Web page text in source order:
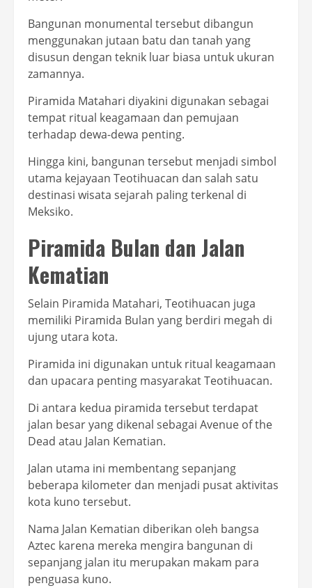
Bangunan monumental tersebut dibangun
menggunakan jutaan batu dan tanah yang
disusun dengan teknik luar biasa untuk ukuran
zamannya.
Piramida Matahari diyakini digunakan sebagai
tempat ritual keagamaan dan pemujaan
terhadap dewa-dewa penting.
Hingga kini, bangunan tersebut menjadi simbol
utama kejayaan Teotihuacan dan salah satu
destinasi wisata sejarah paling terkenal di
Meksiko.
Piramida Bulan dan Jalan
Kematian
Selain Piramida Matahari, Teotihuacan juga
memiliki Piramida Bulan yang berdiri megah di
ujung utara kota.
Piramida ini digunakan untuk ritual keagamaan
dan upacara penting masyarakat Teotihuacan.
Di antara kedua piramida tersebut terdapat
jalan besar yang dikenal sebagai Avenue of the
Dead atau Jalan Kematian.
Jalan utama ini membentang sepanjang
beberapa kilometer dan menjadi pusat aktivitas
kota kuno tersebut.
Nama Jalan Kematian diberikan oleh bangsa
Aztec karena mereka mengira bangunan di
sepanjang jalan itu merupakan makam para
penguasa kuno.